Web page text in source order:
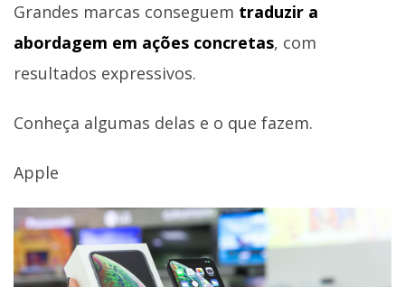
Grandes marcas conseguem traduzir a
abordagem em ações concretas, com
resultados expressivos.
Conheça algumas delas e o que fazem.
Apple